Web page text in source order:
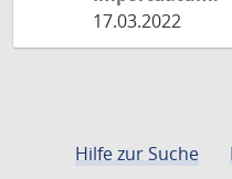
17.03.2022
Hilfe zur Suche